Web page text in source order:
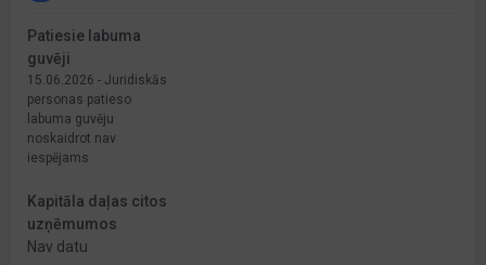
Patiesie labuma
guvēji
15.06.2026 - Juridiskās
personas patieso
labuma guvēju
noskaidrot nav
iespējams
Kapitāla daļas citos
uzņēmumos
Nav datu